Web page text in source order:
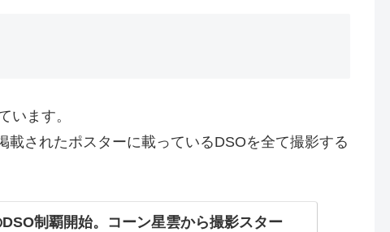
います。
されたポスターに載っているDSOを全て撮影する
DSO制覇開始。コーン星雲から撮影スター